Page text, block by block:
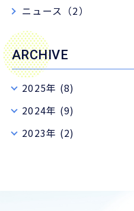
ニュース（2）
ARCHIVE
2025年 (8)
2024年 (9)
2023年 (2)